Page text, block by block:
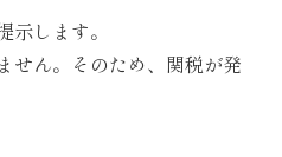
します。
せん。そのため、関税が発